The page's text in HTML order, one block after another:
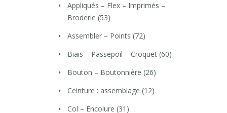
Appliqués – Flex – Imprimés –
Broderie (53)
Assembler – Points (72)
Biais – Passepoil – Croquet (60)
Bouton – Boutonnière (26)
Ceinture : assemblage (12)
Col – Encolure (31)